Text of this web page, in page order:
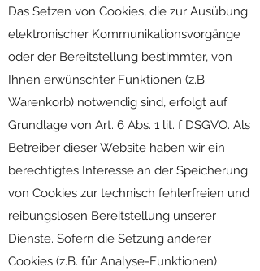
Das Setzen von Cookies, die zur Ausübung
elektronischer Kommunikationsvorgänge
oder der Bereitstellung bestimmter, von
Ihnen erwünschter Funktionen (z.B.
Warenkorb) notwendig sind, erfolgt auf
Grundlage von Art. 6 Abs. 1 lit. f DSGVO. Als
Betreiber dieser Website haben wir ein
berechtigtes Interesse an der Speicherung
von Cookies zur technisch fehlerfreien und
reibungslosen Bereitstellung unserer
Dienste. Sofern die Setzung anderer
Cookies (z.B. für Analyse-Funktionen)